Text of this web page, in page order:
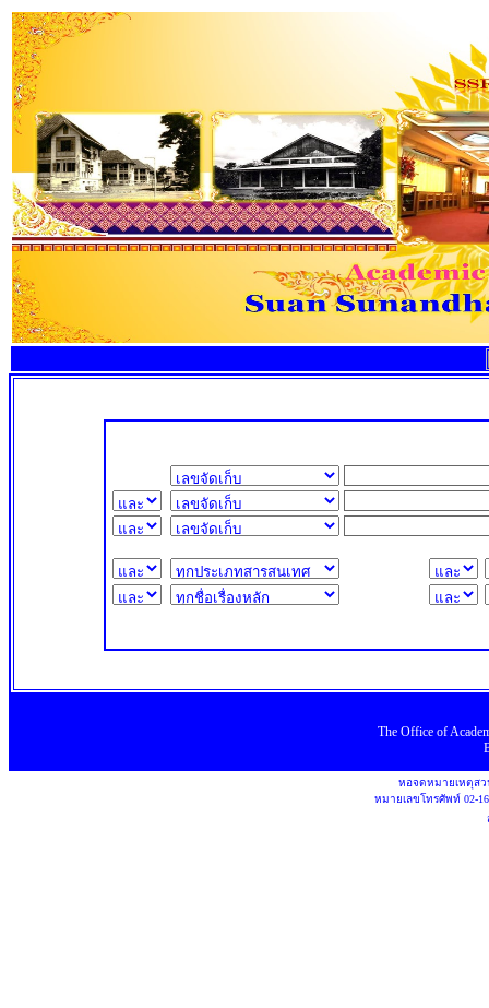
The Officeof
หอจดหมายเหตุส
หมายเลขโทรศัพท์ 02-